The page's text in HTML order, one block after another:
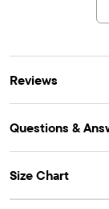
Reviews
Questions &
Size Chart